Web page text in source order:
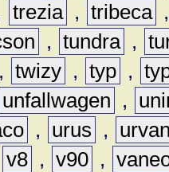
trezia , tribeca
, tundra ,
, twizy , typ ,
unfallwagen ,
, urus ,
v8 , v90 ,